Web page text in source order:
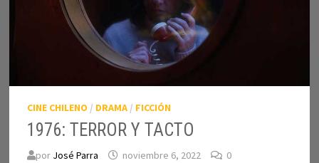
CINE CHILENO / DRAMA/ FICCIÓN
1976: TERROR Y TACTO
por José Parra noviembre 6, 2022 0